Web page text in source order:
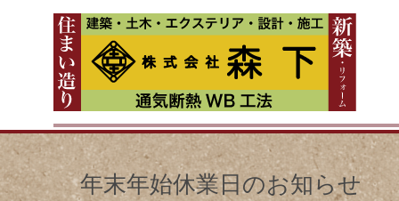
年末年始休業日のお知らせ